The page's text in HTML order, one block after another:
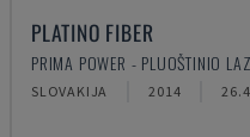
PLATINO FIBER
PRIMA POWER - PLUOŠTINIO
SLOVAKIJA 2014